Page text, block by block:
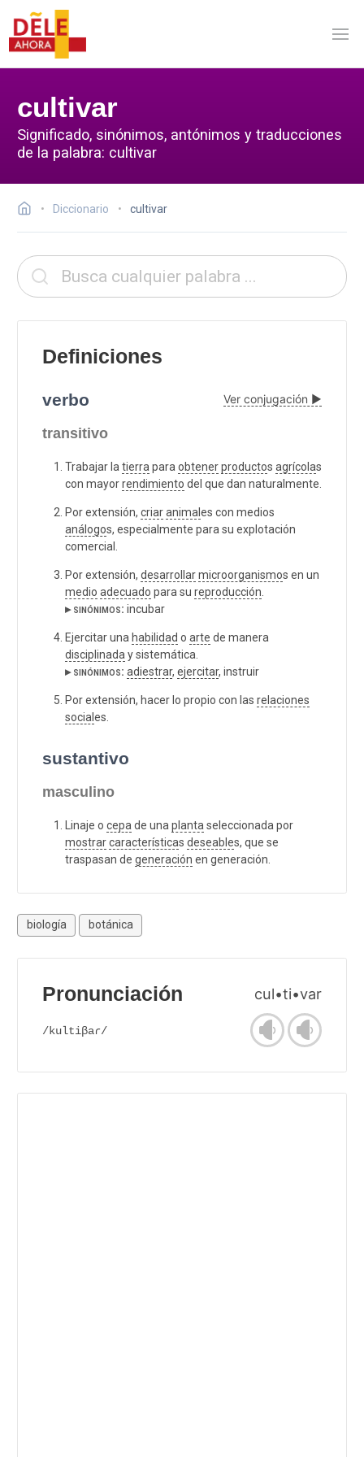
cultivar
Significado, sinónimos, antónimos y traducciones
de la palabra: cultivar
Diccionario cultivar
Definiciones
verbo Ver conjugación ▶
transitivo
Trabajar la tierra para obtenerproductos agrícolas
con mayorrendimiento del que dan naturalmente.
Por extensión, criaranimal es con medios
análogos, especialmente para su explotación
comercial.
Por extensión, desarrollarmicroorganismos en un
medio adecuado para su reproducción
▸ sinónimos: incubar
Ejercitar una habilidad o arte de manera
disciplinada y sistemática.
▸ sinónimos: adiestrar, ejercitar, instruir
Por extensión, hacer lo propio con las relaciones
social es.
sustantivo
masculino
Linaje o cepa de una planta seleccionada por
mostrarcaracterísticas deseables, que se
traspasan de generación en generación.
biología botánica
Pronunciación cul•ti•var
/kultiβaɾ/